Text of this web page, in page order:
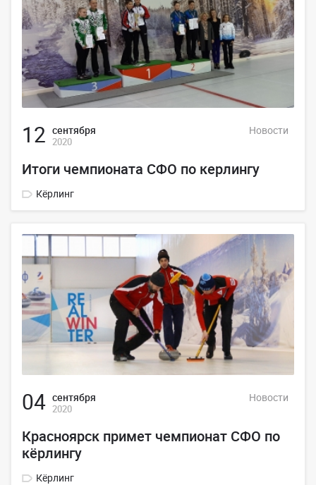
12 сентября
2020
Новости
Итоги чемпионата СФО по керлингу
Кёрлинг
04 сентября
2020
Новости
Красноярск примет чемпионат СФО по
кёрлингу
Кёрлинг